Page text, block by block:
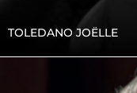
TOLEDANO JOËLLE